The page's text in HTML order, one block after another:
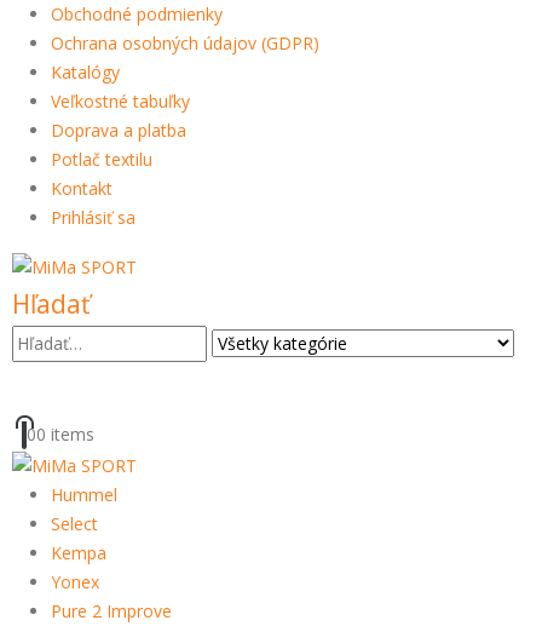
Obchodné podmienky
Ochrana osobných údajov (GDPR)
Katalógy
Veľkostné tabuľky
Doprava a platba
Potlač textilu
Kontakt
Prihlásiť sa
Hľadať
00 items
Hummel
Select
Kempa
Yonex
Pure 2 Improve